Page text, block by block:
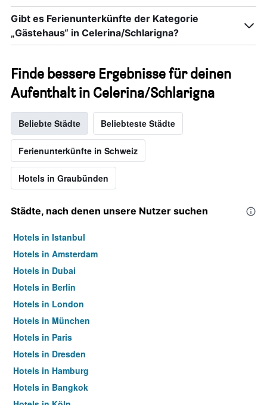
Gibt es Ferienunterkünfte der Kategorie
„Gästehaus“ in Celerina/Schlarigna?
Finde bessere Ergebnisse für deinen
Aufenthalt in Celerina/Schlarigna
Beliebte Städte Beliebteste Städte
Ferienunterkünfte in Schweiz
Hotels in Graubünden
Städte, nach denen unsere Nutzer suchen
Hotels in Istanbul
Hotels in Amsterdam
Hotels in Dubai
Hotels in Berlin
Hotels in London
Hotels in München
Hotels in Paris
Hotels in Dresden
Hotels in Hamburg
Hotels in Bangkok